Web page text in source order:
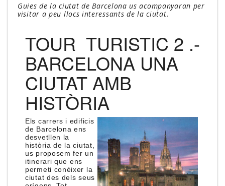
Guies de la ciutat de Barcelona us acompanyaran per
visitar a peu llocs interessants de la ciutat.
TOUR TURISTIC 2 .-
BARCELONA UNA
CIUTAT AMB
HISTÒRIA
Els carrers i edificis
de Barcelona ens
desvetllen la
història de la ciutat,
us proposem fer un
itinerari que ens
permeti conèixer la
ciutat des dels seus